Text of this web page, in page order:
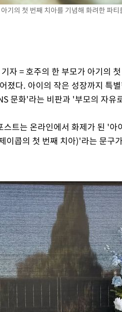
기의 첫 번째 치아를 기념해 화려한 파
자 = 호주의 한 부모가 아기의
졌다. 아이의 작은 성장까지 특
문화'라는 비판과 '부모의 자유
트는 온라인에서 화제가 된 '
콥의 첫 번째 치아)'라는 문구